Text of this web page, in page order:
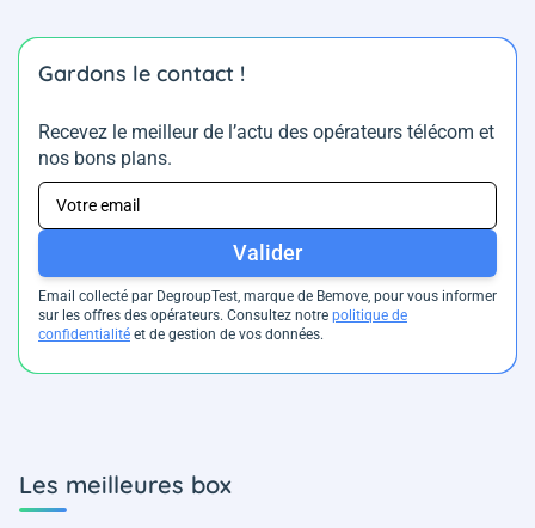
Gardons le contact !
Recevez le meilleur de l’actu des opérateurs télécom et
nos bons plans.
Valider
Email collecté par DegroupTest, marque de Bemove, pour vous informer
sur les offres des opérateurs. Consultez notre politique de
confidentialité et de gestion de vos données.
Les meilleures box